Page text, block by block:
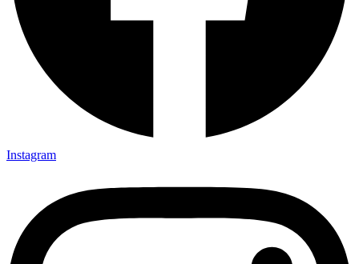
Instagram